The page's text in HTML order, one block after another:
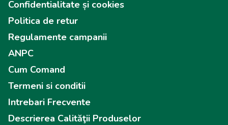
Confidentialitate și cookies
Politica de retur
Regulamente campanii
ANPC
Cum Comand
Termeni si conditii
Intrebari Frecvente
Descrierea Calităţii Produselor